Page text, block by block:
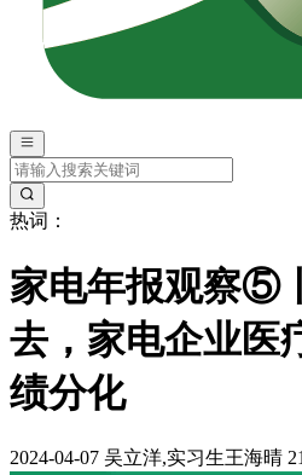
热词：
家电年报观察⑤
去，家电企业医
绩分化
2024-04-07 吴立洋,实习生王海晴